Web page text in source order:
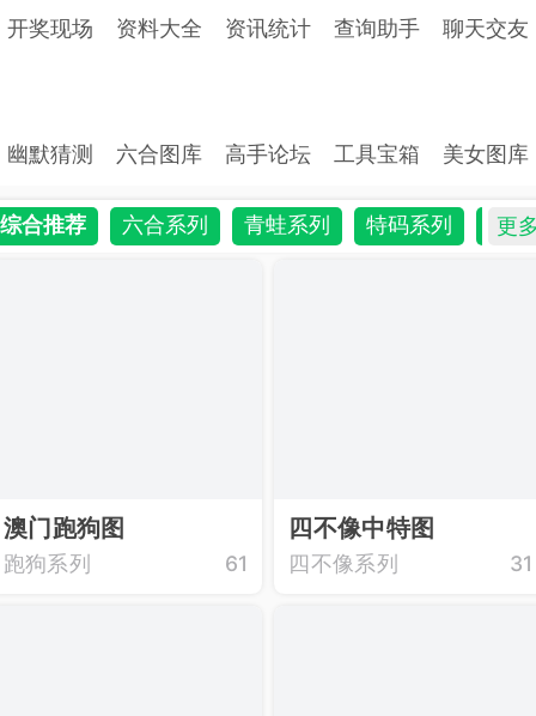
开奖现场 资料大全 资讯统计 查询助手 聊天交友
幽默猜测 六合图库 高手论坛 工具宝箱 美女图库
综合推荐 六合系列 青蛙系列 特码系列 内幕
更多
澳门跑狗图
跑狗系列 61
四不像中特图
四不像系列 31